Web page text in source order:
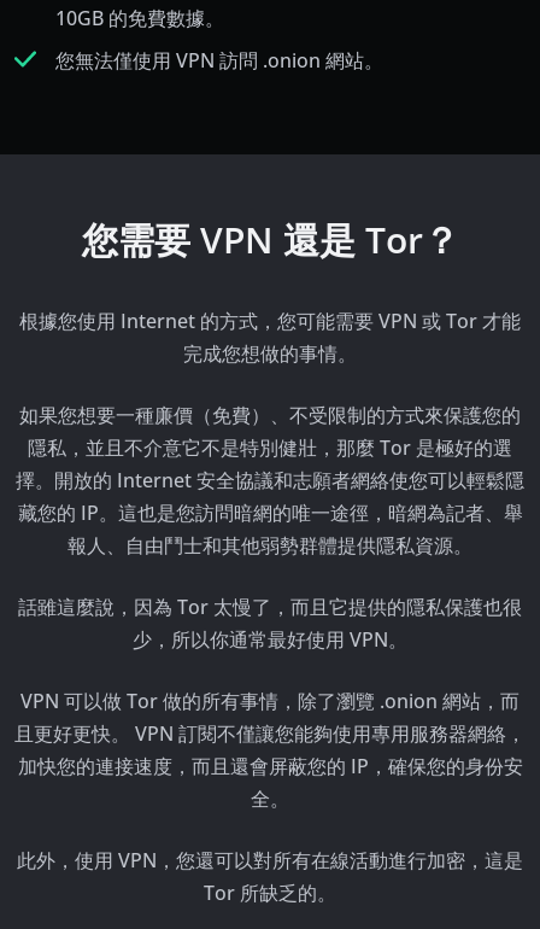
10GB 的免費數據。
您無法僅使用 VPN 訪問 .onion 網站。
您需要 VPN 還是 Tor？
根據您使用 Internet 的方式，您可能需要 VPN 或 Tor 才能
完成您想做的事情。
如果您想要一種廉價（免費）、不受限制的方式來保護您的
隱私，並且不介意它不是特別健壯，那麼 Tor 是極好的選
擇。開放的 Internet 安全協議和志願者網絡使您可以輕鬆隱
藏您的 IP。這也是您訪問暗網的唯一途徑，暗網為記者、舉
報人、自由鬥士和其他弱勢群體提供隱私資源。
話雖這麼說，因為 Tor 太慢了，而且它提供的隱私保護也很
少，所以你通常最好使用 VPN。
VPN 可以做 Tor 做的所有事情，除了瀏覽 .onion 網站，而
且更好更快。 VPN 訂閱不僅讓您能夠使用專用服務器網絡，
加快您的連接速度，而且還會屏蔽您的 IP，確保您的身份安
全。
此外，使用 VPN，您還可以對所有在線活動進行加密，這是
Tor 所缺乏的。